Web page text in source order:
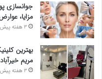
جوانسازی
مزایا،
3 هفته پیش
بهترین
مریم
3 هفته پیش